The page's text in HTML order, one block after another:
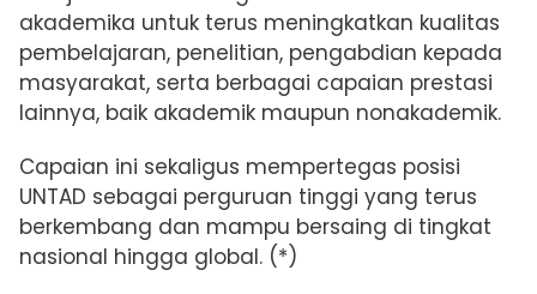
akademika untuk terus meningkatkan kualitas
pembelajaran, penelitian, pengabdian kepada
masyarakat, serta berbagai capaian prestasi
lainnya, baik akademik maupun nonakademik.
Capaian ini sekaligus mempertegas posisi
UNTAD sebagai perguruan tinggi yang terus
berkembang dan mampu bersaing di tingkat
nasional hingga global. (*)